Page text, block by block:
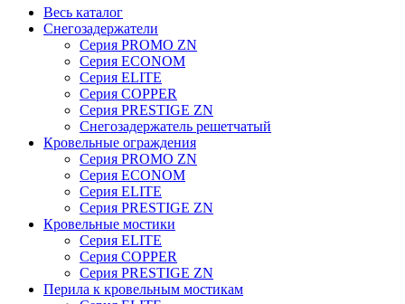
Весь каталог
Снегозадержатели
Серия PROMO ZN
Серия ECONOM
Серия ELITE
Серия COPPER
Серия PRESTIGE ZN
Снегозадержатель решетчатый
Кровельные ограждения
Серия PROMO ZN
Серия ECONOM
Серия ELITE
Серия PRESTIGE ZN
Кровельные мостики
Серия ELITE
Серия COPPER
Серия PRESTIGE ZN
Перила к кровельным мостикам